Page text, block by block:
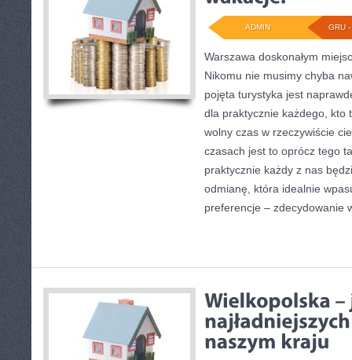
GRU
ADMIN
Warszawa doskonałym
Nikomu nie musimy chyba
pojęta turystyka jest
dla praktycznie każdego, kto
wolny czas w rzeczywiście
czasach jest to oprócz tego
praktycznie każdy z nas
odmianę, która idealnie
preferencje – zdecydowanie